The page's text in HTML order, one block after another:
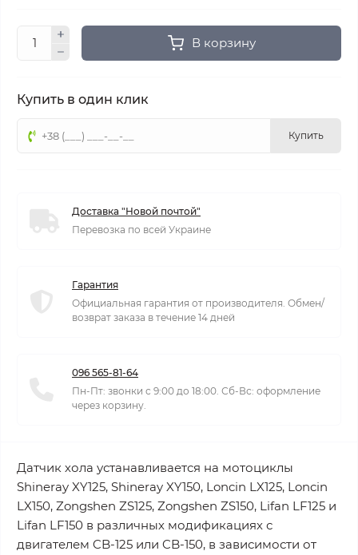
В корзину
Купить в один клик
Купить
Доставка "Новой почтой"
Перевозка по всей Украине
Гарантия
Официальная гарантия от производителя. Обмен/
возврат заказа в течение 14 дней
096 565-81-64
Пн-Пт: звонки с 9:00 до 18:00. Сб-Вс: оформление
через корзину.
Датчик хола устанавливается на мотоциклы
Shineray XY125, Shineray XY150, Loncin LX125, Loncin
LX150, Zongshen ZS125, Zongshen ZS150, Lifan LF125 и
Lifan LF150 в различных модификациях с
двигателем CB-125 или CB-150, в зависимости от